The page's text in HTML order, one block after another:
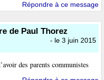
Répondre à ce message
de Paul Thorez
- le 3 juin 2015
des parents communistes